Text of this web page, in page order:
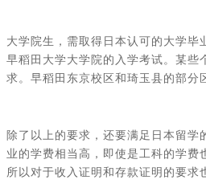
大学院生，需取得日本认可的大学毕
早稻田大学大学院的入学考试。某些
求。早稻田东京校区和琦玉县的部分
除了以上的要求，还要满足日本留学
业的学费相当高，即使是工科的学费
所以对于收入证明和存款证明的要求